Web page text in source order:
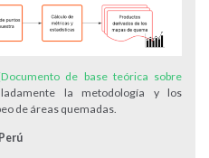
de base teórica sobre
la metodología y los
de áreas quemadas.